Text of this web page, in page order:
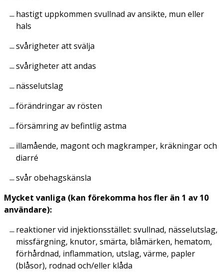
hastigt uppkommen svullnad av ansikte, mun eller
hals
svårigheter att svälja
svårigheter att andas
nässelutslag
förändringar av rösten
försämring av befintlig astma
illamående, magont och magkramper, kräkningar och
diarré
svår obehagskänsla
Mycket vanliga (kan förekomma hos fler än 1 av 10
användare):
reaktioner vid injektionsstället: svullnad, nässelutslag,
missfärgning, knutor, smärta, blåmärken, hematom,
förhårdnad, inflammation, utslag, värme, papler
(blåsor), rodnad och/eller klåda